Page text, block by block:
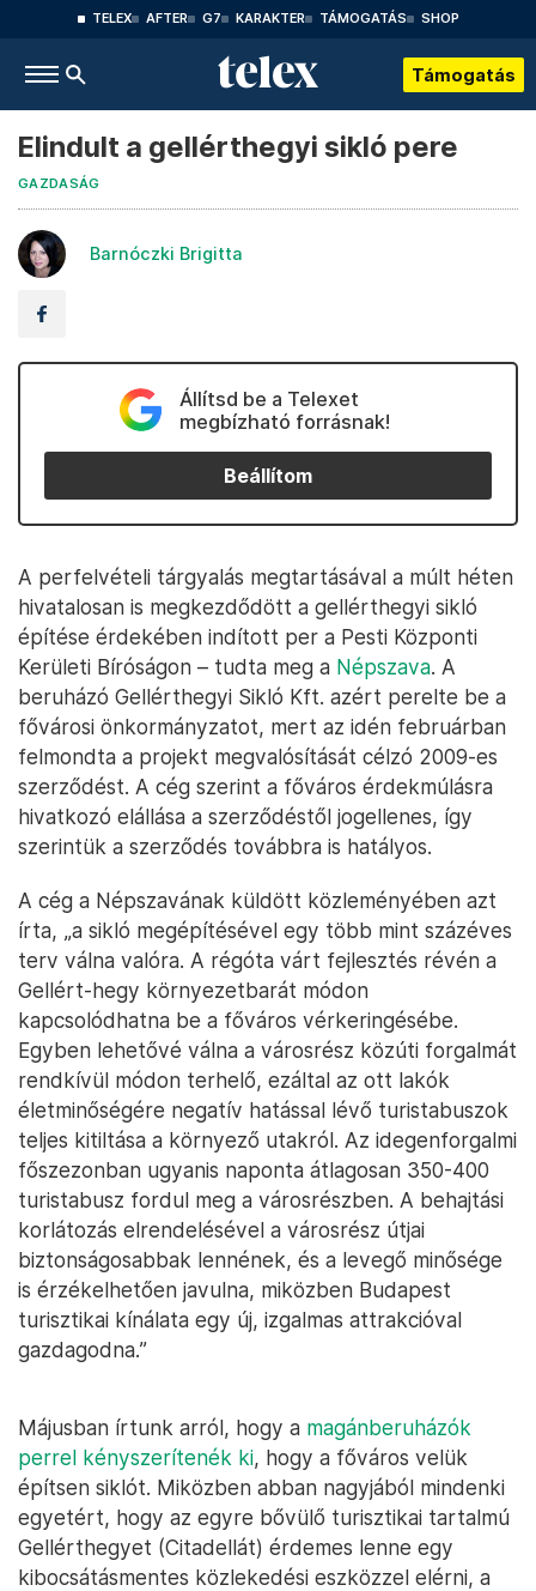
TELEX AFTER G7 KARAKTER TÁMOGATÁS SHOP
Támogatás
Elindult a gellérthegyi sikló pere
GAZDASÁG
Barnóczki Brigitta
Állítsd be a Telexet
megbízható forrásnak!
Beállítom
A perfelvételi tárgyalás megtartásával a múlt héten
hivatalosan is megkezdődött a gellérthegyi sikló
építése érdekében indított per a Pesti Központi
Kerületi Bíróságon – tudta meg a Népszava. A
beruházó Gellérthegyi Sikló Kft. azért perelte be a
fővárosi önkormányzatot, mert az idén februárban
felmondta a projekt megvalósítását célzó 2009-es
szerződést. A cég szerint a főváros érdekmúlásra
hivatkozó elállása a szerződéstől jogellenes, így
szerintük a szerződés továbbra is hatályos.
A cég a Népszavának küldött közleményében azt
írta, „a sikló megépítésével egy több mint százéves
terv válna valóra. A régóta várt fejlesztés révén a
Gellért-hegy környezetbarát módon
kapcsolódhatna be a főváros vérkeringésébe.
Egyben lehetővé válna a városrész közúti forgalmát
rendkívül módon terhelő, ezáltal az ott lakók
életminőségére negatív hatással lévő turistabuszok
teljes kitiltása a környező utakról. Az idegenforgalmi
főszezonban ugyanis naponta átlagosan 350-400
turistabusz fordul meg a városrészben. A behajtási
korlátozás elrendelésével a városrész útjai
biztonságosabbak lennének, és a levegő minősége
is érzékelhetően javulna, miközben Budapest
turisztikai kínálata egy új, izgalmas attrakcióval
gazdagodna.”
Májusban írtunk arról, hogy a magánberuházók
perrel kényszerítenék ki, hogy a főváros velük
építsen siklót. Miközben abban nagyjából mindenki
egyetért, hogy az egyre bővülő turisztikai tartalmú
Gellérthegyet (Citadellát) érdemes lenne egy
kibocsátásmentes közlekedési eszközzel elérni, a